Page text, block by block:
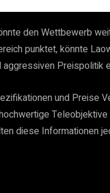
den Wettbewerb
punktet, könnte
Preispolitik
und Preise
diese Informationen